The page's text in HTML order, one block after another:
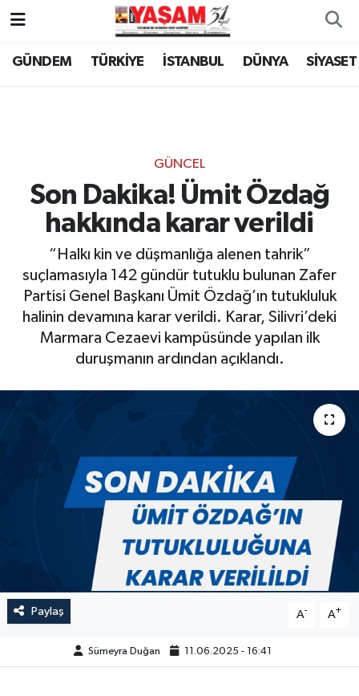
GÜNDEM TÜRKİYE İSTANBUL DÜNYA SİYASET
GÜNCEL
Son Dakika! Ümit Özdağ
hakkında karar verildi
“Halkı kin ve düşmanlığa alenen tahrik”
suçlamasıyla 142 gündür tutuklu bulunan Zafer
Partisi Genel Başkanı Ümit Özdağ’ın tutukluluk
halinin devamına karar verildi. Karar, Silivri’deki
Marmara Cezaevi kampüsünde yapılan ilk
duruşmanın ardından açıklandı.
Paylaş A- A+
Sümeyra Duğan 11.06.2025 - 16:41